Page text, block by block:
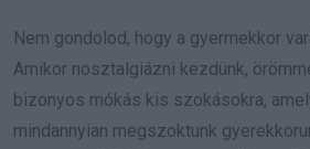
Nem gondolod, hogy a gyermekkor
Amikor nosztalgiázni kezdünk,
bizonyos mókás kis szokásokra,
mindannyian megszoktunk